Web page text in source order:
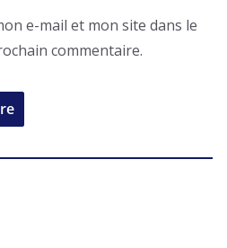
e-mail et mon site dans le
commentaire.